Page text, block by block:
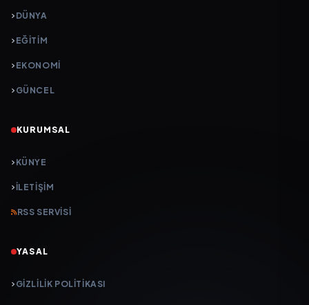
DÜNYA
EĞİTİM
EKONOMİ
GÜNCEL
KURUMSAL
KÜNYE
İLETIŞIM
RSS SERVISI
YASAL
GIZLILIK POLITIKASI